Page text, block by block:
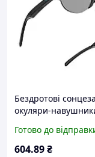
Бездротові
окуляри-
Готово до
604.89₴